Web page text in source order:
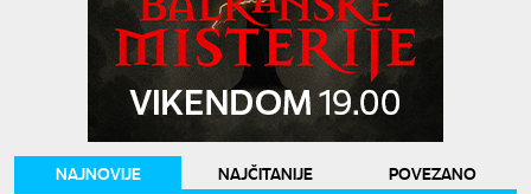
NAJNOVIJE NAJČITANIJE
POVEZANO